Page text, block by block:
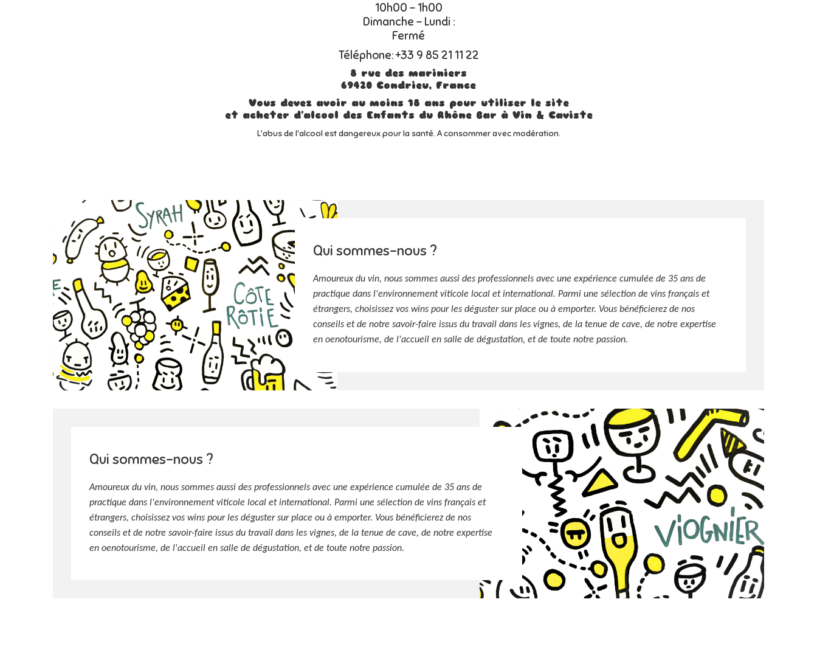
10h00 - 1h00
Dimanche - Lundi :
Fermé
Téléphone:+33 9 85 21 11 22
8 rue des mariniers
69420 Condrieu, France
Vous devez avoir au moins 18 ans pour utiliser le site
et acheter d'alcool des Enfants du Rhône Bar à Vin & Caviste
L'abus de l'alcool est dangereux pour la santé. A consommer avec modération.
Qui sommes-nous ?
Amoureux du vin, nous sommes aussi des professionnels avec une expérience cumulée de 35 ans de
practique dans l'environnement viticole local et international. Parmi une sélection de vins français et
étrangers, choisissez vos wins pour les déguster sur place ou à emporter. Vous bénéficierez de nos
conseils et de notre savoir-faire issus du travail dans les vignes, de la tenue de cave, de notre expertise
en oenotourisme, de l'accueil en salle de dégustation, et de toute notre passion.
Qui sommes-nous ?
Amoureux du vin, nous sommes aussi des professionnels avec une expérience cumulée de 35 ans de
practique dans l'environnement viticole local et international. Parmi une sélection de vins français et
étrangers, choisissez vos wins pour les déguster sur place ou à emporter. Vous bénéficierez de nos
conseils et de notre savoir-faire issus du travail dans les vignes, de la tenue de cave, de notre expertise
en oenotourisme, de l'accueil en salle de dégustation, et de toute notre passion.